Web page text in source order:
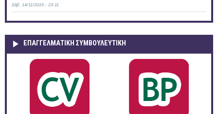
Σάβ, 14/11/2015 - 23:11
ΕΠΑΓΓΕΛΜΑΤΙΚΉ ΣΥΜΒΟΥΛΕΥΤΙΚΉ